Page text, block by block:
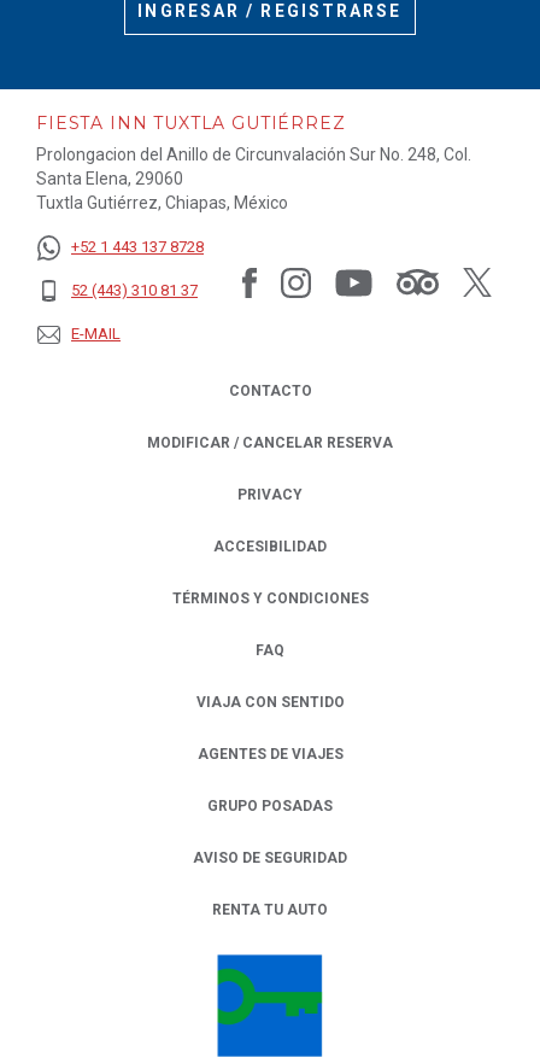
INGRESAR / REGISTRARSE
FIESTA INN TUXTLA GUTIÉRREZ
Prolongacion del Anillo de Circunvalación Sur No. 248, Col.
Santa Elena, 29060
Tuxtla Gutiérrez, Chiapas, México
+52 1 443 137 8728
52 (443) 310 81 37
E-MAIL
CONTACTO
MODIFICAR / CANCELAR RESERVA
PRIVACY
OPENS IN A NEW TAB.
ACCESIBILIDAD
TÉRMINOS Y CONDICIONES
FAQ
VIAJA CON SENTIDO
AGENTES DE VIAJES
GRUPO POSADAS
AVISO DE SEGURIDAD
RENTA TU AUTO
OPENS IN A NEW TAB.